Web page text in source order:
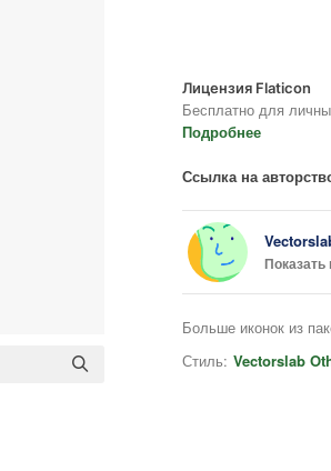
Лицензия Flaticon
Бесплатно для
Подробнее
Ссылка на
Показать
Больше иконок из
Стиль: Vectorslab